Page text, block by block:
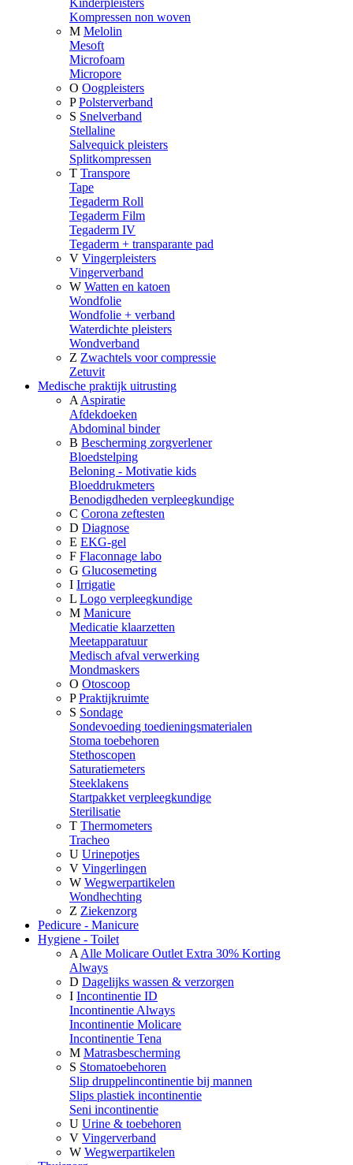
Kinderpleisters
Kompressen non woven
M Melolin
Mesoft
Microfoam
Micropore
O Oogpleisters
P Polsterverband
S Snelverband
Stellaline
Salvequick pleisters
Splitkompressen
T Transpore
Tape
Tegaderm Roll
Tegaderm Film
Tegaderm IV
Tegaderm + transparante pad
V Vingerpleisters
Vingerverband
W Watten en katoen
Wondfolie
Wondfolie + verband
Waterdichte pleisters
Wondverband
Z Zwachtels voor compressie
Zetuvit
Medische praktijk uitrusting
A Aspiratie
Afdekdoeken
Abdominal binder
B Bescherming zorgverlener
Bloedstelping
Beloning - Motivatie kids
Bloeddrukmeters
Benodigdheden verpleegkundige
C Corona zeftesten
D Diagnose
E EKG-gel
F Flaconnage labo
G Glucosemeting
I Irrigatie
L Logo verpleegkundige
M Manicure
Medicatie klaarzetten
Meetapparatuur
Medisch afval verwerking
Mondmaskers
O Otoscoop
P Praktijkruimte
S Sondage
Sondevoeding toedieningsmaterialen
Stoma toebehoren
Stethoscopen
Saturatiemeters
Steeklakens
Startpakket verpleegkundige
Sterilisatie
T Thermometers
Tracheo
U Urinepotjes
V Vingerlingen
W Wegwerpartikelen
Wondhechting
Z Ziekenzorg
Pedicure - Manicure
Hygiene - Toilet
A Alle Molicare Outlet Extra 30% Korting
Always
D Dagelijks wassen & verzorgen
I Incontinentie ID
Incontinentie Always
Incontinentie Molicare
Incontinentie Tena
M Matrasbescherming
S Stomatoebehoren
Slip druppelincontinentie bij mannen
Slips plastiek incontinentie
Seni incontinentie
U Urine & toebehoren
V Vingerverband
W Wegwerpartikelen